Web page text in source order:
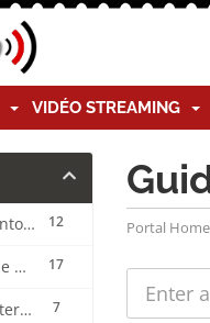
VIDÉO STREAMING
Portal Home
12
1. Basic Usage Guide CentovaCast
17
2. Advanced Usage Guide CentovaCast
7
3. Intégration sur site internet CentovaCast